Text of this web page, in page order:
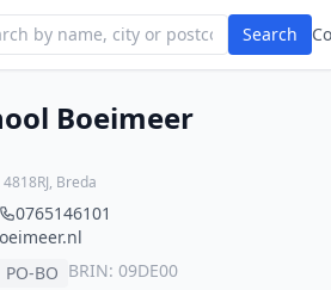
Search
Boeimeer
Breda
0765146101
PO-BO BRIN: 09DE00